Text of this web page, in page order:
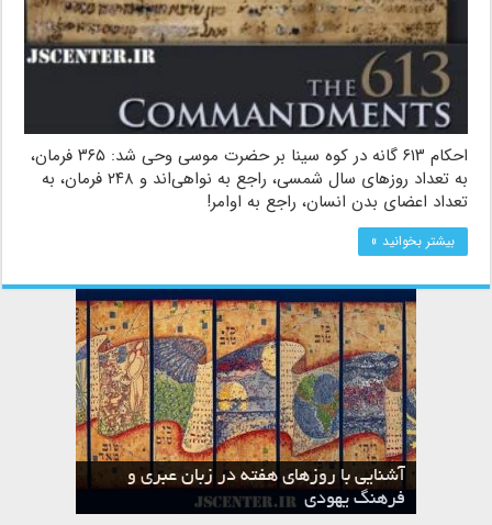
احکام ۶۱۳ گانه در کوه سینا بر حضرت موسی وحی‌ شد: ۳۶۵ فرمان،
به تعداد روزهای سال شمسی، راجع به نواهی‌اند و ۲۴۸‌ فرمان، به
تعداد‌ اعضای‌ بدن انسان، راجع به اوامر!
بیشتر بخوانید »
آشنایی با روزهای هفته در زبان عبری و
فرهنگ یهودی
ماه نیسان در تقویم عبری و میراث یهود
تقویم عبری
ماه شواط در تقویم عبری و میراث یهود
ماه طوت در تقویم عبری و میراث یهود
ماه حشوان در تقویم عبری و میراث یهود
ماه تیشری در تقویم عبری و میراث یهود
ماه الول در تقویم عبری و میراث یهود